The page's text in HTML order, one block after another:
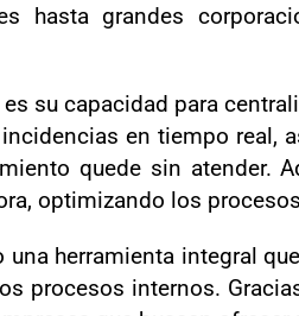
hasta grandes
es su capacidad para
en tiempo real,
quede sin atender.
optimizando los
una herramienta integral
procesos internos.